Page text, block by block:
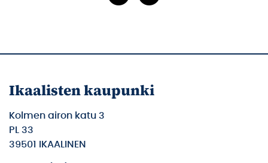
Ikaalisten kaupunki
Kolmen airon katu 3
PL 33
39501 IKAALINEN